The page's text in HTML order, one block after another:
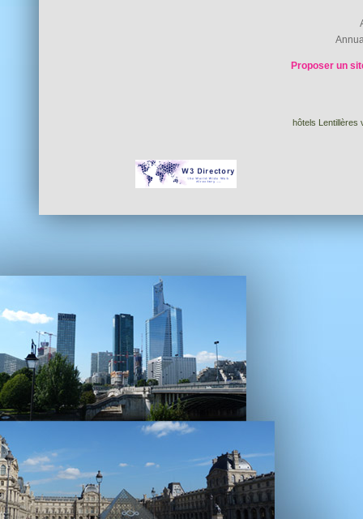
Proposer un
hôtels Lentillères